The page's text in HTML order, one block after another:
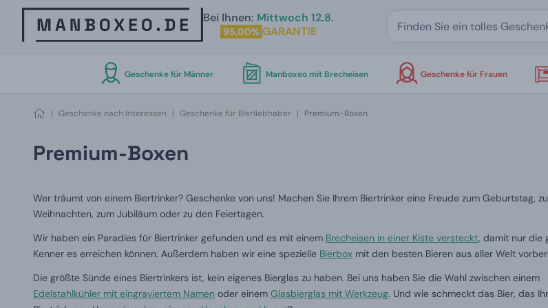
Bei Ihnen: Mittwoch 12.8.
95,00% GARANTIE
Geschenke für Männer Manboxeo mit Brecheisen Geschenke für Frauen
| Geschenke nach Interessen | Geschenke für Bierliebhaber | Premium-Boxen
Premium-Boxen
Wer träumt von einem Biertrinker? Geschenke von uns! Machen Sie Ihrem Biertrinker eine Freude zum Geburtstag, zu
Weihnachten, zum Jubiläum oder zu den Feiertagen.
Wir haben ein Paradies für Biertrinker gefunden und es mit einem Brecheisen in einer Kiste versteckt, damit nur die
Kenner es erreichen können. Außerdem haben wir eine spezielle Bierbox mit den besten Bieren aus aller Welt
Die größte Sünde eines Biertrinkers ist, kein eigenes Bierglas zu haben. Bei uns haben Sie die Wahl zwischen einem
Edelstahlkühler mit eingraviertem Namen oder einem Glasbierglas mit Werkzeug. Und wie schmeckt das Bier, das Ihr